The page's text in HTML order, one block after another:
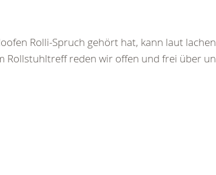
Rolli-Spruch gehört hat, kann laut
Rollstuhltreff reden wir offen und frei über